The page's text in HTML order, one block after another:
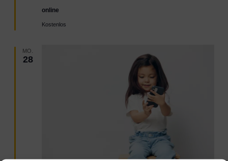
online
Kostenlos
MO.
28